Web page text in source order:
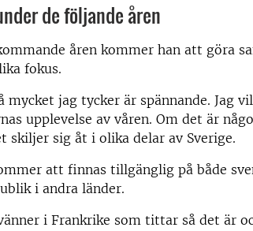
de följande åren
åren kommer han att göra
fokus.
mycket jag tycker är spännande. Jag
upplevelse av våren. Om det är
skiljer sig åt i olika delar av Sverige.
att finnas tillgänglig på både
i andra länder.
i Frankrike som tittar så det är